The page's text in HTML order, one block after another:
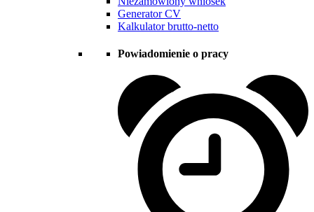
Generator CV
Kalkulator brutto-netto
Powiadomienie o pracy